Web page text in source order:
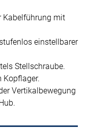
Kabelführung mit
einstellbarer
Stellschraube.
Kopflager.
Vertikalbewegung